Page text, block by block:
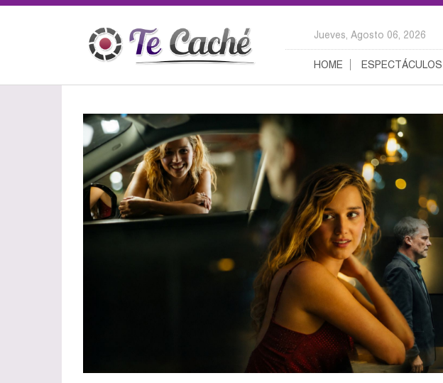
Jueves, Agosto 06, 2026
HOME ESPECTÁCULOS